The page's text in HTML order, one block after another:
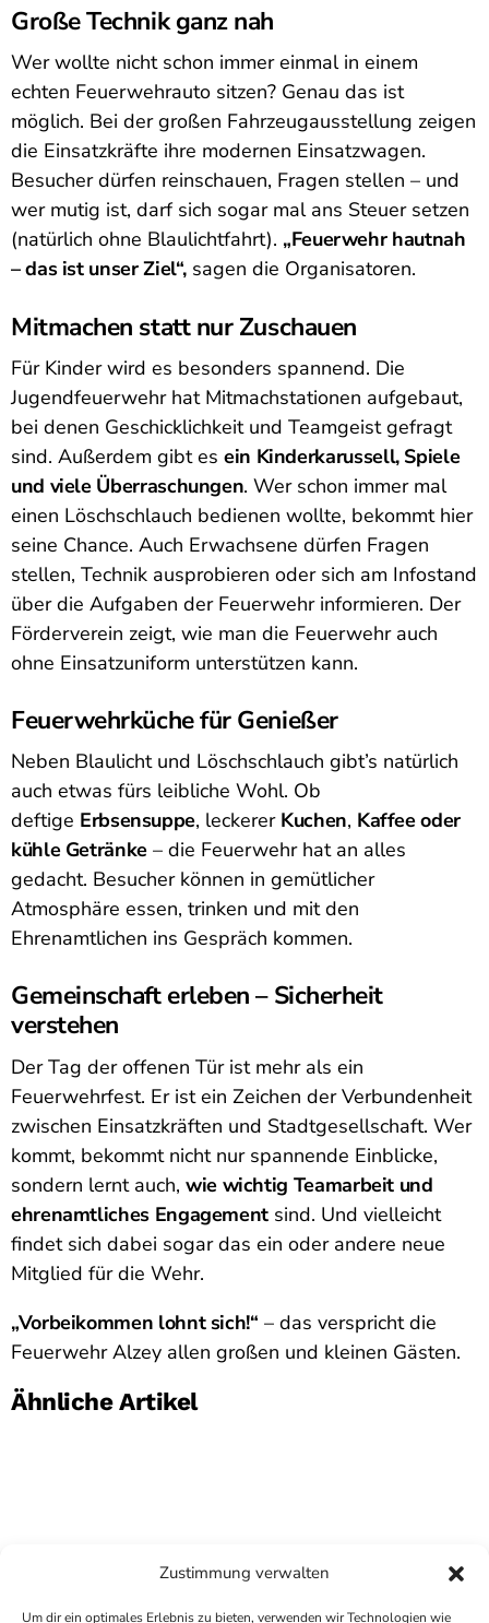
Zustimmung verwalten
Um dir ein optimales Erlebnis zu bieten, verwenden wir Technologien wie
Große Technik ganz nah
Wer wollte nicht schon immer einmal in einem
echten Feuerwehrauto sitzen? Genau das ist
möglich. Bei der großen Fahrzeugausstellung zeigen
die Einsatzkräfte ihre modernen Einsatzwagen.
Besucher dürfen reinschauen, Fragen stellen – und
wer mutig ist, darf sich sogar mal ans Steuer setzen
(natürlich ohne Blaulichtfahrt). „Feuerwehr hautnah
– das ist unser Ziel“, sagen die Organisatoren.
Mitmachen statt nur Zuschauen
Für Kinder wird es besonders spannend. Die
Jugendfeuerwehr hat Mitmachstationen aufgebaut,
bei denen Geschicklichkeit und Teamgeist gefragt
sind. Außerdem gibt es ein Kinderkarussell, Spiele
und viele Überraschungen. Wer schon immer mal
einen Löschschlauch bedienen wollte, bekommt hier
seine Chance. Auch Erwachsene dürfen Fragen
stellen, Technik ausprobieren oder sich am Infostand
über die Aufgaben der Feuerwehr informieren. Der
Förderverein zeigt, wie man die Feuerwehr auch
ohne Einsatzuniform unterstützen kann.
Feuerwehrküche für Genießer
Neben Blaulicht und Löschschlauch gibt’s natürlich
auch etwas fürs leibliche Wohl. Ob
deftige Erbsensuppe, leckerer Kuchen, Kaffee oder
kühle Getränke– die Feuerwehr hat an alles
gedacht. Besucher können in gemütlicher
Atmosphäre essen, trinken und mit den
Ehrenamtlichen ins Gespräch kommen.
Gemeinschaft erleben – Sicherheit
verstehen
Der Tag der offenen Tür ist mehr als ein
Feuerwehrfest. Er ist ein Zeichen der Verbundenheit
zwischen Einsatzkräften und Stadtgesellschaft. Wer
kommt, bekommt nicht nur spannende Einblicke,
sondern lernt auch, wie wichtig Teamarbeit und
ehrenamtliches Engagement sind. Und vielleicht
findet sich dabei sogar das ein oder andere neue
Mitglied für die Wehr.
„Vorbeikommen lohnt sich!“ – das verspricht die
Feuerwehr Alzey allen großen und kleinen Gästen.
Ähnliche Artikel